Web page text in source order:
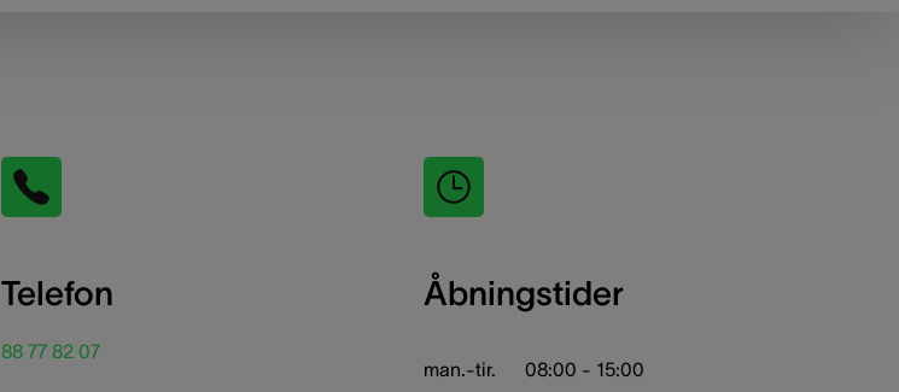
Telefon
88 77 82 07
Åbningstider
man.-tir. 08:00 - 15:00